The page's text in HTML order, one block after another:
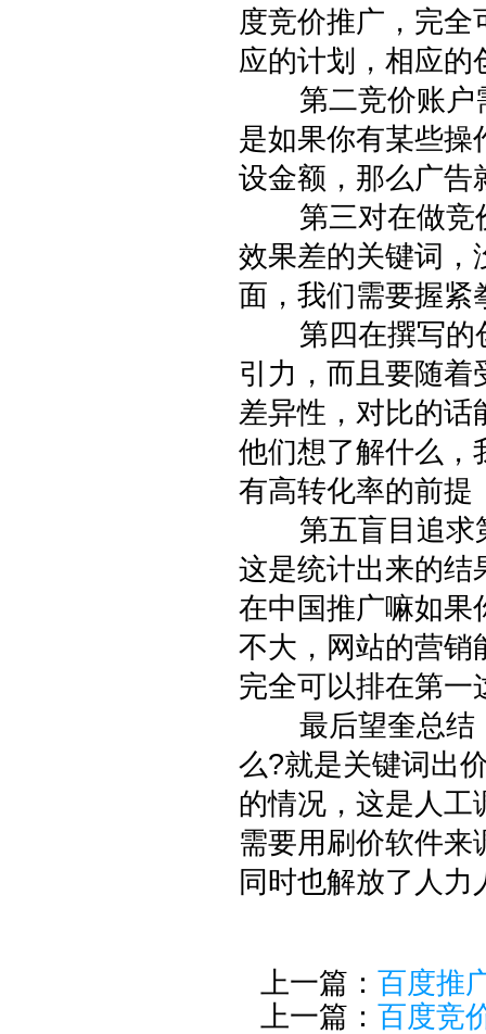
度竞价推广，完
应的计划，相应的
第二竞价账户需
是如果你有某些操
设金额，那么广告
第三对在做竞价
效果差的关键词，
面，我们需要握紧
第四在撰写的创
引力，而且要随着
差异性，对比的话
他们想了解什么，
有高转化率的前提
第五盲目追求第
这是统计出来的结
在中国推广嘛如果
不大，网站的营销
完全可以排在第一
最后望奎总结：
么?就是关键词出
的情况，这是人工
需要用刷价软件来
同时也解放了人
上一篇： 百度推
上一篇： 百度竞